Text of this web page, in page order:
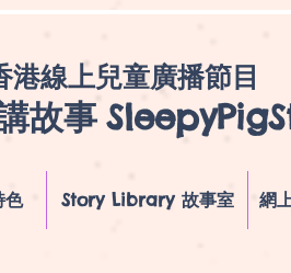
港線上兒童廣播節目
故事
色 Story Library 故事室 網